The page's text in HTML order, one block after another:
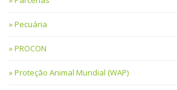
Pecuária
PROCON
Proteção Animal Mundial (WAP)